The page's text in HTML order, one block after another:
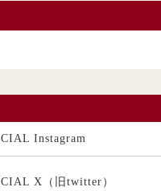
Instagram
X（旧twitter）